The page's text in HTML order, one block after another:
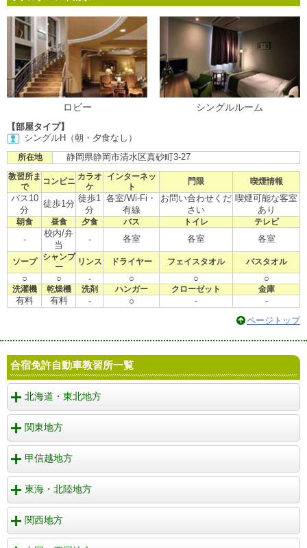
ロビー シングルルーム
【部屋タイプ】
シングルH（朝・夕食なし）
所在地 静岡県静岡市清水区真砂町3-27
教習所ま
で
コンビニ
カラオ
ケ
インターネッ
ト
門限 喫煙情報
バス10
分
徒歩1分
徒歩1
分
各室/Wi-Fi・
有線
お問い合わせくだ
さい
喫煙可能な客室
あり
朝食 昼食 夕食 バス トイレ テレビ
-
校内/弁
当
- 各室 各室 各室
ソープ
シャンプ
ー
リンス ドライヤー フェイスタオル バスタオル
○ ○ - ○ ○ ○
洗濯機 乾燥機 洗剤 ハンガー クローゼット 金庫
有料 有料 - ○ -
-
ページトップ
合宿免許自動車教習所一覧
北海道・東北地方
関東地方
甲信越地方
東海・北陸地方
関西地方